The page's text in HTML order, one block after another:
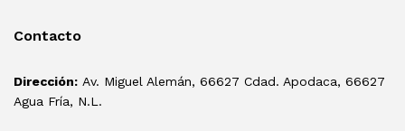
Contacto
Dirección: Av. Miguel Alemán, 66627 Cdad. Apodaca, 66627
Agua Fría, N.L.